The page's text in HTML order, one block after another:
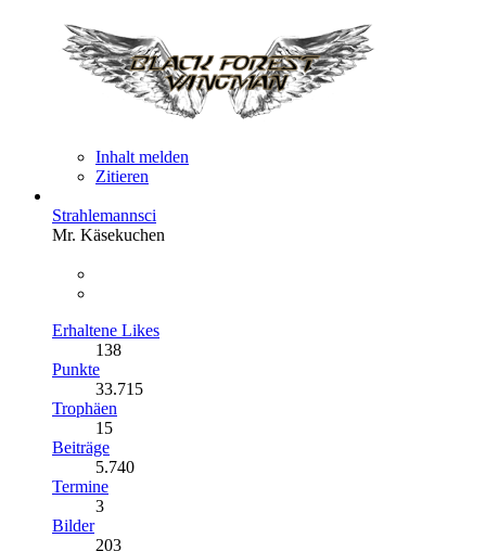
Inhalt melden
Zitieren
Strahlemannsci
Mr. Käsekuchen
Erhaltene Likes
138
Punkte
33.715
Trophäen
15
Beiträge
5.740
Termine
3
Bilder
203